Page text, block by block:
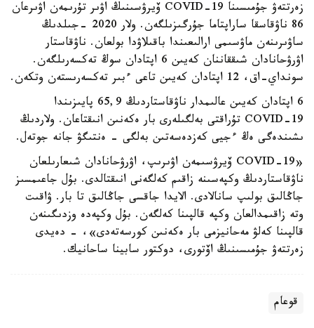
زەرتتەۋ جۇمىسىنا COVID-19 ۆيرۋسىنىڭ اۋىر تۇرىمەن اۋىرعان
86 ناۋقاسقا ساراپتاما جۇرگىزىلگەن. ولار 2020 -جىلدىڭ
ساۋىرىنەن ماۋسىمى ارالىعىندا باقىلاۋدا بولعان. ناۋقاستار
اۋرۋحانادان شىققاننان كەيىن 6 اپتادان سوڭ تەكسەرىلگەن.
سونداي-اق، 12 اپتادان كەيىن تاعى ءبىر تەكسەرىستەن وتكەن.
6 اپتادان كەيىن عالىمدار ناۋقاستاردىڭ 65,9 پايىزىندا
COVID-19 تۇراقتى بەلگىلەرى بار ەكەنىن انىقتاعان. ولاردىڭ
ىشىندەگى ەڭ ءجيى كەزدەسەتىن بەلگى - ەنتىگۋ جانە جوتەل.
«COVID-19 ۆيرۋسىمەن اۋىرىپ، اۋرۋحانادان شىعارىلعان
ناۋقاستاردىڭ وكپەسىنە زاقىم كەلگەنى انىقتالدى. بۇل جاعىمسىز
جاڭالىق بولىپ سانالادى. الايدا جاقسى جاڭالىق تا بار. ۋاقىت
وتە زاقىمدالعان وكپە قالپىنا كەلگەن. بۇل وكپەدە وزدىگىنەن
قالپىنا كەلۋ مەحانيزمى بار ەكەنىن كورسەتەدى»، - دەيدى
زەرتتەۋ جۇمىسىنىڭ اۆتورى، دوكتور سابينا ساحانيك.
قوعام